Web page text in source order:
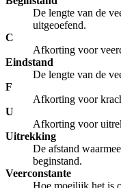
De lengte van de
uitgeoefend.
C
Afkorting voor
Eindstand
De lengte van de
F
Afkorting voor
U
Afkorting voor
Uitrekking
De afstand
beginstand.
Veerconstante
Hoe moeilijk het is